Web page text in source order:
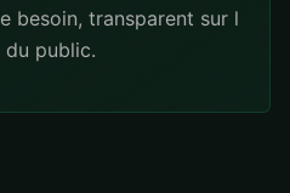
besoin, transparent sur l
public.